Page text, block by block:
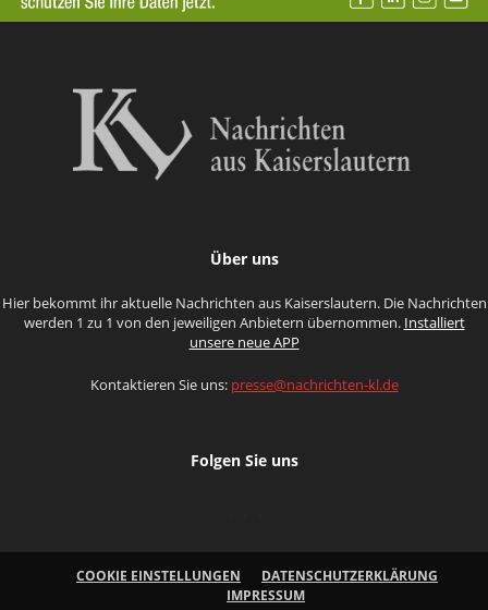
Über uns
Hier bekommt ihr aktuelle Nachrichten aus Kaiserslautern. Die Nachrichten
werden 1 zu 1 von den jeweiligen Anbietern übernommen. Installiert
unsere neue APP
Kontaktieren Sie uns: presse@nachrichten-kl.de
Folgen Sie uns
COOKIE EINSTELLUNGEN
DATENSCHUTZERKLÄRUNG
IMPRESSUM